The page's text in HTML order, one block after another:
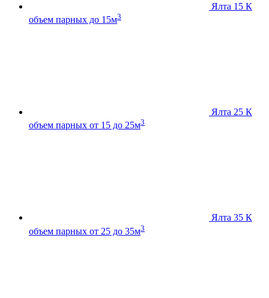
Ялта 15 К
объем парных до 15м3
Ялта 25 К
объем парных от 15 до 25м3
Ялта 35 К
объем парных от 25 до 35м3